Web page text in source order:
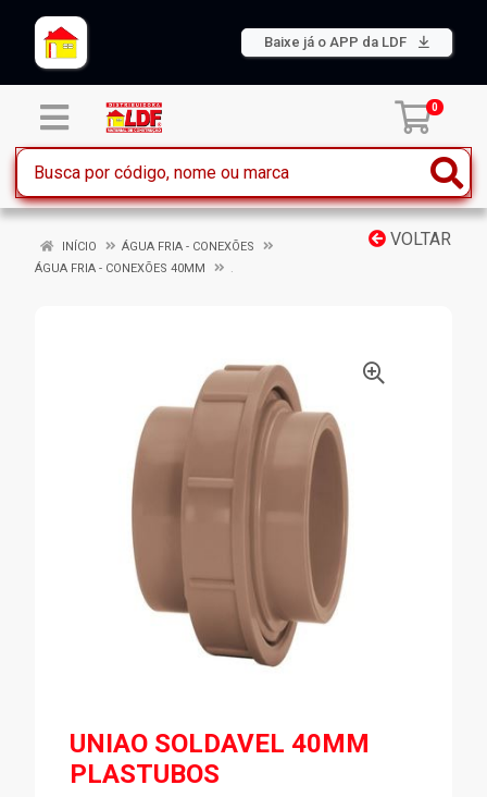
Baixe já o APP da LDF
0
VOLTAR
INÍCIO
ÁGUA FRIA - CONEXÕES
ÁGUA FRIA - CONEXÕES 40MM
.
UNIAO SOLDAVEL 40MM
PLASTUBOS